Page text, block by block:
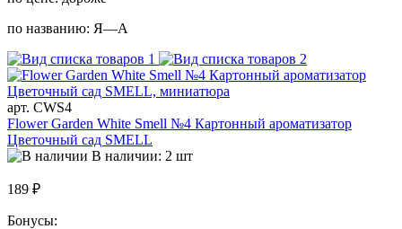
по названию: Я—А
арт. CWS4
Flower Garden White Smell №4 Картонный ароматизатор
Цветочный сад SMELL
В наличии: 2 шт
189 ₽
Бонусы: